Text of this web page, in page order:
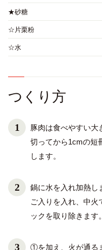
★砂糖
☆片栗粉
☆水
つくり方
豚肉は食べやすい大
切ってから1cmの短
します。
鍋に水を入れ加熱し
ご入りを入れ、中火
ックを取り除きます。
①を加え、火が通る